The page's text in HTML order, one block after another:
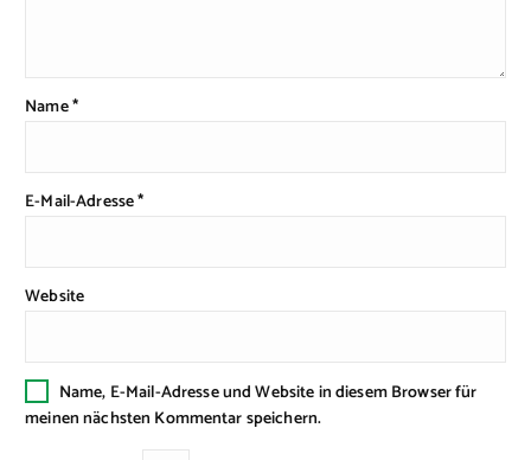
Name*
E-Mail-Adresse*
Website
Name, E-Mail-Adresse und Website in diesem Browser für
meinen nächsten Kommentar speichern.